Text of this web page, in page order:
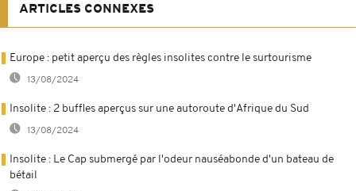
ARTICLES CONNEXES
Europe : petit aperçu des règles insolites contre le surtourisme
13/08/2024
Insolite : 2 buffles aperçus sur une autoroute d'Afrique du Sud
13/08/2024
Insolite : Le Cap submergé par l'odeur nauséabonde d'un bateau de
bétail